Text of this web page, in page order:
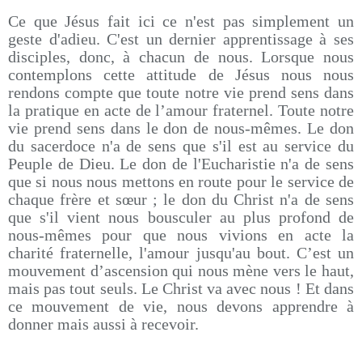
Ce que Jésus fait ici ce n'est pas simplement un
geste d'adieu. C'est un dernier apprentissage à ses
disciples, donc, à chacun de nous. Lorsque nous
contemplons cette attitude de Jésus nous nous
rendons compte que toute notre vie prend sens dans
la pratique en acte de l’amour fraternel. Toute notre
vie prend sens dans le don de nous-mêmes. Le don
du sacerdoce n'a de sens que s'il est au service du
Peuple de Dieu. Le don de l'Eucharistie n'a de sens
que si nous nous mettons en route pour le service de
chaque frère et sœur ; le don du Christ n'a de sens
que s'il vient nous bousculer au plus profond de
nous-mêmes pour que nous vivions en acte la
charité fraternelle, l'amour jusqu'au bout. C’est un
mouvement d’ascension qui nous mène vers le haut,
mais pas tout seuls. Le Christ va avec nous ! Et dans
ce mouvement de vie, nous devons apprendre à
donner mais aussi à recevoir.